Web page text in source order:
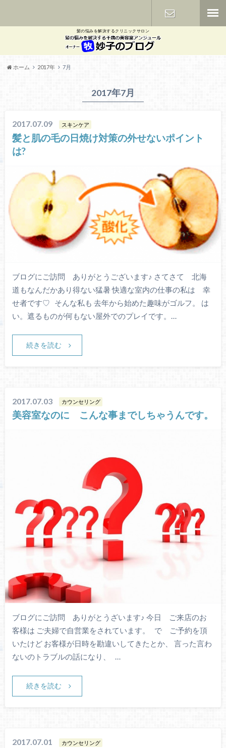
髪の悩みを解決するクリニックサロン
お問い合わ
ホーム 2017年 7月
2017年7月
2017.07.09 スキンケア
髪と肌の毛の日焼け対策の外せないポイント
は?
ブログにご訪問 ありがとうございます♪ さてさて 北海
道もなんだかあり得ない猛暑 快適な室内の仕事の私は 幸
せ者です♡ そんな私も 去年から始めた趣味がゴルフ。 は
い。遮るものが何もない屋外でのプレイです。…
続きを読む
2017.07.03 カウンセリング
美容室なのに こんな事までしちゃうんです。
ブログにご訪問 ありがとうざいます♪ 今日 ご来店のお
客様は ご夫婦で自営業をされています。 で ご予約を頂
いたけど お客様が日時を勘違いしてきたとか、 言った言わ
ないのトラブルの話になり、 …
続きを読む
2017.07.01 カウンセリング